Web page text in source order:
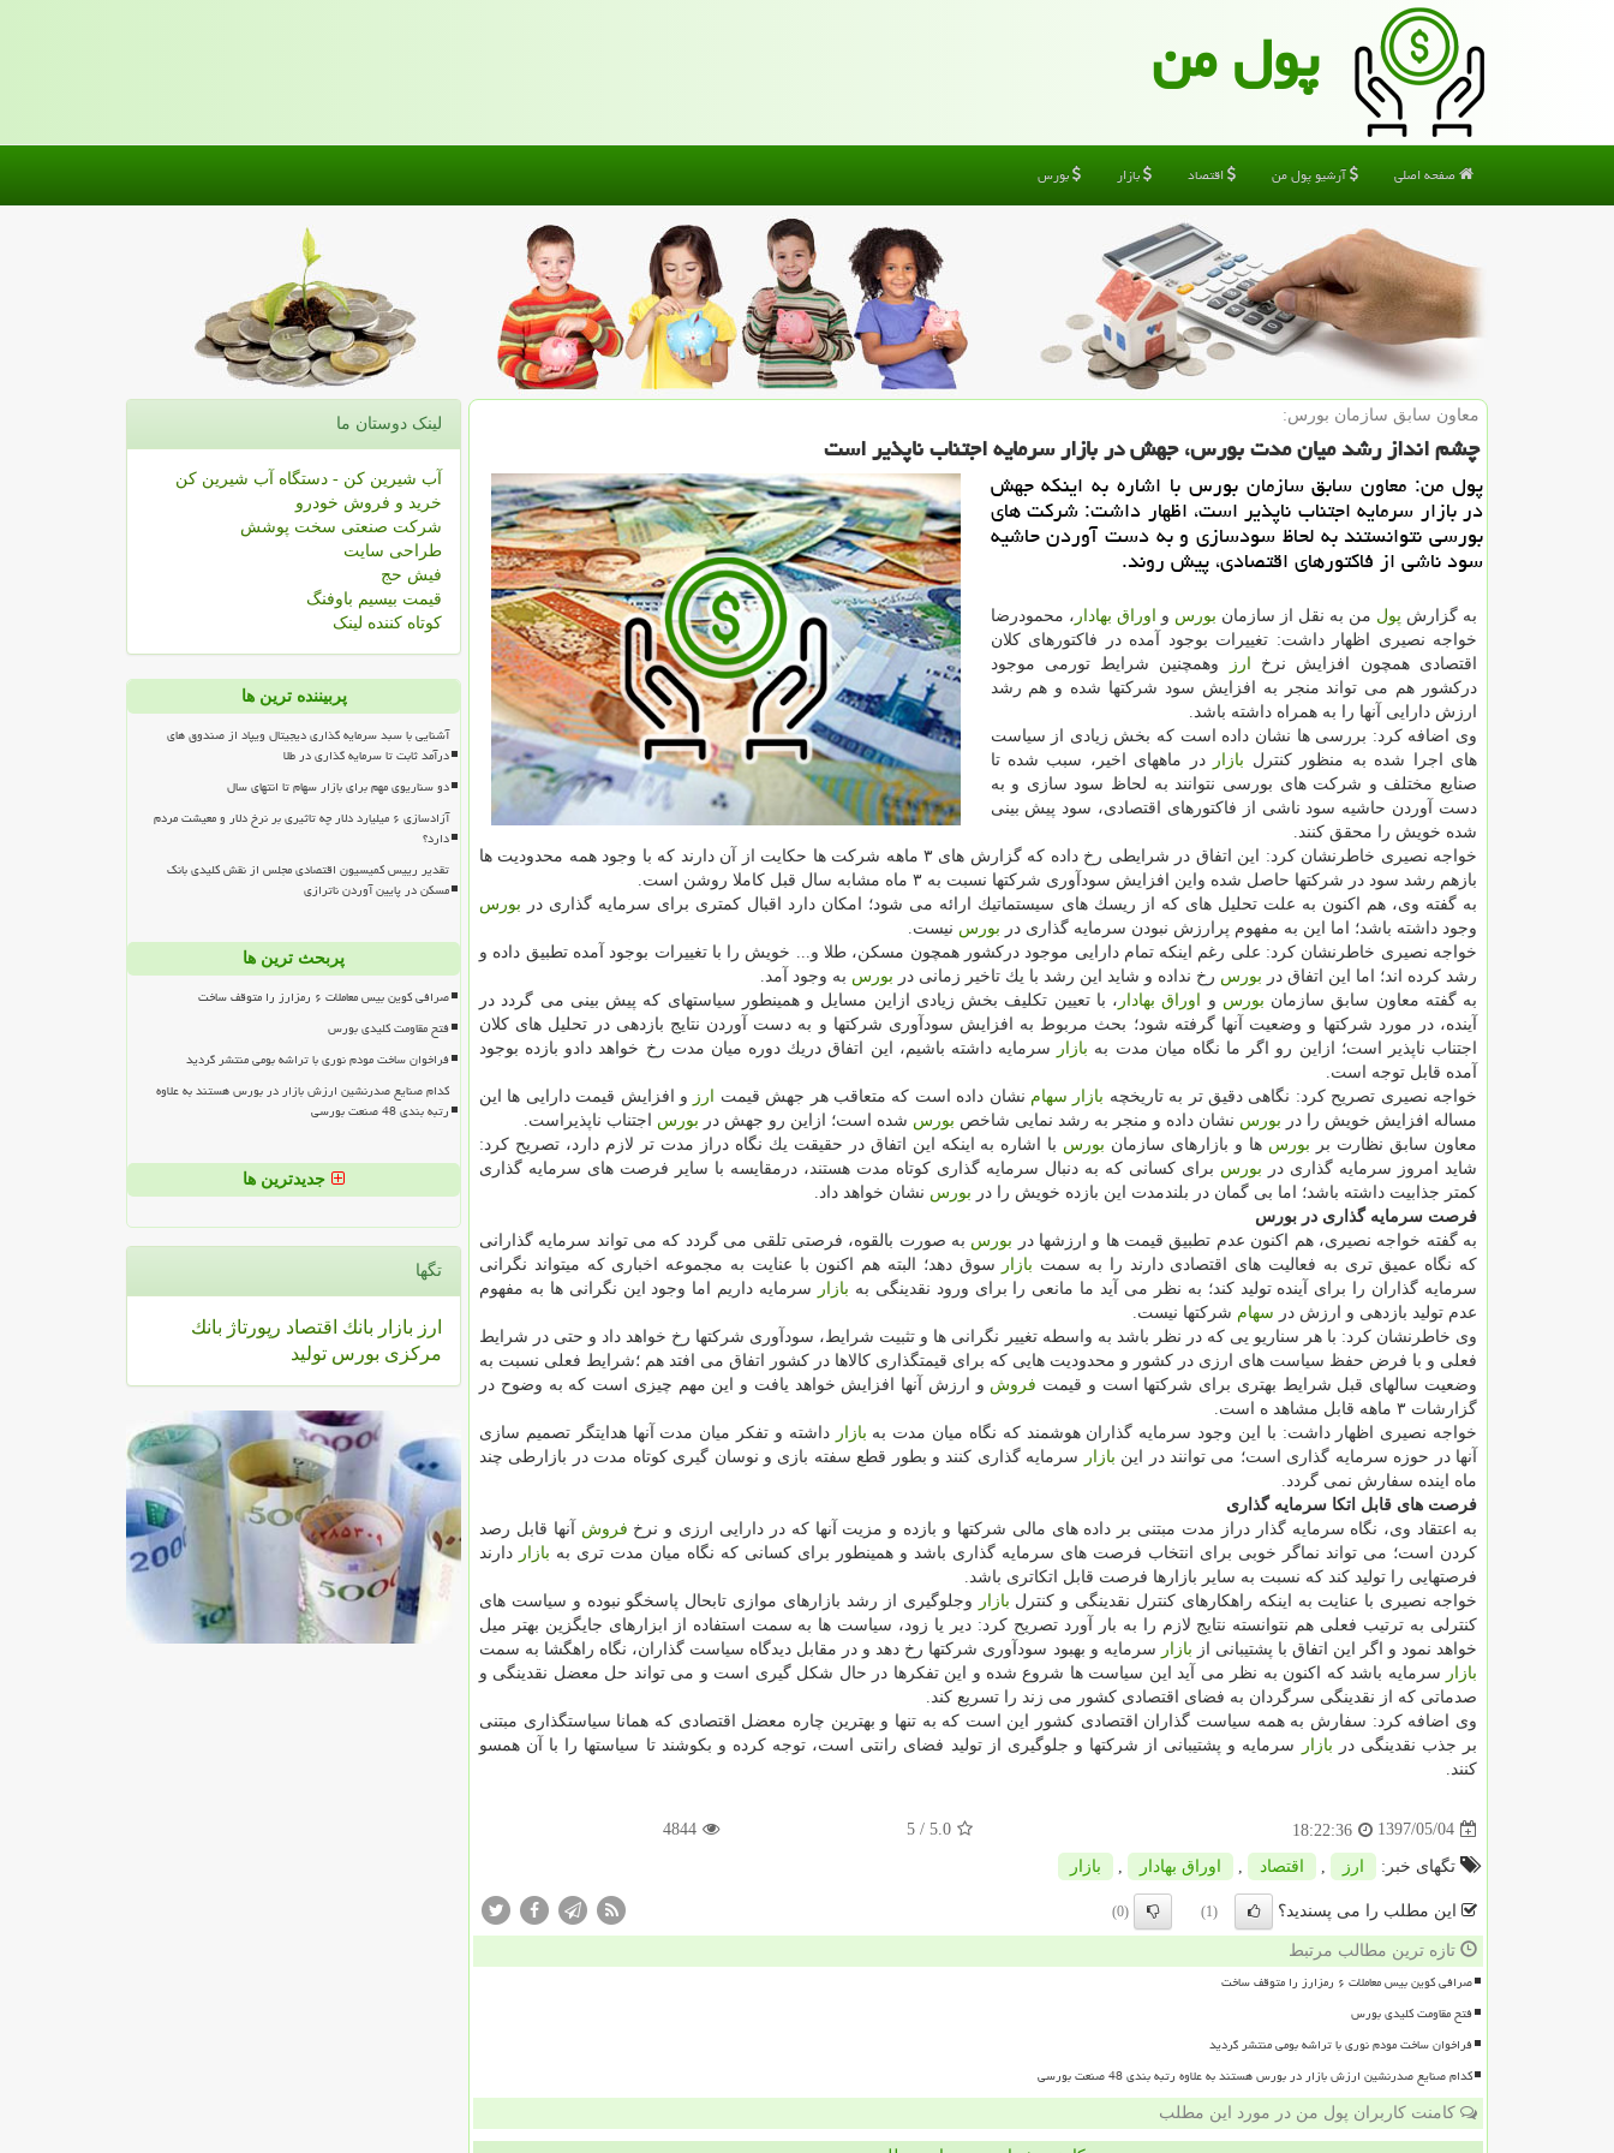
پول من
صفحه اصلی آرشیو پول من اقتصاد بازار بورس
معاون سابق سازمان بورس:
چشم انداز رشد میان مدت بورس، جهش در بازار سرمایه اجتناب ناپذیر است
پول من: معاون سابق سازمان بورس با اشاره به اینكه جهش
در بازار سرمایه اجتناب ناپذیر است، اظهار داشت: شركت های
بورسی نتوانستند به لحاظ سودسازی و به دست آوردن حاشیه
سود ناشی از فاكتورهای اقتصادی، پیش روند.
به گزارش پول من به نقل از سازمان بورس و اوراق بهادار ، محمودرضا
خواجه نصیری اظهار داشت: تغییرات بوجود آمده در فاكتورهای كلان
اقتصادی همچون افزایش نرخ
ارز
وهمچنین شرایط تورمی موجود
دركشور هم می تواند منجر به افزایش سود شركتها شده و هم رشد
ارزش دارایی آنها را به همراه داشته باشد.
وی اضافه كرد: بررسی ها نشان داده است كه بخش زیادی از سیاست
های اجرا شده به منظور كنترل بازار
در ماههای اخیر، سبب شده تا
صنایع مختلف و شركت های بورسی نتوانند به لحاظ سود سازی و به
دست آوردن حاشیه سود ناشی از فاكتورهای اقتصادی، سود پیش بینی
شده خویش را محقق كنند.
خواجه نصیری خاطرنشان كرد: این اتفاق در شرایطی رخ داده كه گزارش های ۳ ماهه شركت ها حكایت از آن دارند كه با وجود همه محدودیت ها
بازهم رشد سود در شركتها حاصل شده واین افزایش سودآوری شركتها نسبت به ۳ ماه مشابه سال قبل كاملا روشن است.
به گفته وی، هم اكنون به علت تحلیل های كه از ریسك های سیستماتیك ارائه می شود؛ امكان دارد اقبال كمتری برای سرمایه گذاری در بورس
وجود داشته باشد؛ اما این به مفهوم پرارزش نبودن سرمایه گذاری در بورس نیست.
خواجه نصیری خاطرنشان كرد: علی رغم اینكه تمام دارایی موجود دركشور همچون مسكن، طلا و... خویش را با تغییرات بوجود آمده تطبیق داده و
رشد كرده اند؛ اما این اتفاق در بورس رخ نداده و شاید این رشد با یك تاخیر زمانی در بورس به وجود آمد.
به گفته معاون سابق سازمان بورس و اوراق بهادار ، با تعیین تكلیف بخش زیادی ازاین مسایل و همینطور سیاستهای كه پیش بینی می گردد در
آینده، در مورد شركتها و وضعیت آنها گرفته شود؛ بحث مربوط به افزایش سودآوری شركتها و به دست آوردن نتایج بازدهی در تحلیل های كلان
اجتناب ناپذیر است؛ ازاین رو اگر ما نگاه میان مدت به بازار
سرمایه داشته باشیم، این اتفاق دریك دوره میان مدت رخ خواهد دادو بازده بوجود
آمده قابل توجه است.
خواجه نصیری تصریح كرد: نگاهی دقیق تر به تاریخچه بازار سهام نشان داده است كه متعاقب هر جهش قیمت ارز و افزایش قیمت دارایی ها این
مساله افزایش خویش را در بورس نشان داده و منجر به رشد نمایی شاخص بورس شده است؛ ازاین رو جهش در بورس اجتناب ناپذیراست.
معاون سابق نظارت بر بورس ها و بازارهای سازمان بورس با اشاره به اینكه این اتفاق در حقیقت یك نگاه دراز مدت تر لازم دارد، تصریح كرد:
شاید امروز سرمایه گذاری در بورس برای كسانی كه به دنبال سرمایه گذاری كوتاه مدت هستند، درمقایسه با سایر فرصت های سرمایه گذاری
كمتر جذابیت داشته باشد؛ اما بی گمان در بلندمدت این بازده خویش را در بورس نشان خواهد داد.
فرصت سرمایه گذاری در بورس
به گفته خواجه نصیری، هم اكنون عدم تطبیق قیمت ها و ارزشها در بورس به صورت بالقوه، فرصتی تلقی می گردد كه می تواند سرمایه گذارانی
كه نگاه عمیق تری به فعالیت های اقتصادی دارند را به سمت بازار
سوق دهد؛ البته هم اكنون با عنایت به مجموعه اخباری كه میتواند نگرانی
سرمایه گذاران را برای آینده تولید كند؛ به نظر می آید ما مانعی را برای ورود نقدینگی به بازار
سرمایه داریم اما وجود این نگرانی ها به مفهوم
عدم تولید بازدهی و ارزش در سهام شركتها نیست.
وی خاطرنشان كرد: با هر سناریو یی كه در نظر باشد به واسطه تغییر نگرانی ها و تثبیت شرایط، سودآوری شركتها رخ خواهد داد و حتی در شرایط
فعلی و با فرض حفظ سیاست های ارزی در كشور و محدودیت هایی كه برای قیمتگذاری كالاها در كشور اتفاق می افتد هم ؛شرایط فعلی نسبت به
وضعیت سالهای قبل شرایط بهتری برای شركتها است و قیمت فروش و ارزش آنها افزایش خواهد یافت و این مهم چیزی است كه به وضوح در
گزارشات ۳ ماهه قابل مشاهد ه است.
خواجه نصیری اظهار داشت: با این وجود سرمایه گذاران هوشمند كه نگاه میان مدت به بازار داشته و تفكر میان مدت آنها هدایتگر تصمیم سازی
آنها در حوزه سرمایه گذاری است؛ می توانند در این بازار
سرمایه گذاری كنند و بطور قطع سفته بازی و نوسان گیری كوتاه مدت در بازارطی چند
ماه اینده سفارش نمی گردد.
فرصت های قابل اتكا سرمایه گذاری
به اعتقاد وی، نگاه سرمایه گذار دراز مدت مبتنی بر داده های مالی شركتها و بازده و مزیت آنها كه در دارایی ارزی و نرخ فروش آنها قابل رصد
كردن است؛ می تواند نماگر خوبی برای انتخاب فرصت های سرمایه گذاری باشد و همینطور برای كسانی كه نگاه میان مدت تری به بازار دارند
فرصتهایی را تولید كند كه نسبت به سایر بازارها فرصت قابل اتكاتری باشد.
خواجه نصیری با عنایت به اینكه راهكارهای كنترل نقدینگی و كنترل بازار
وجلوگیری از رشد بازارهای موازی تابحال پاسخگو نبوده و سیاست های
كنترلی به ترتیب فعلی هم نتوانسته نتایج لازم را به بار آورد تصریح كرد: دیر یا زود، سیاست ها به سمت استفاده از ابزارهای جایگزین بهتر میل
خواهد نمود و اگر این اتفاق با پشتیبانی از بازار سرمایه و بهبود سودآوری شركتها رخ دهد و در مقابل دیدگاه سیاست گذاران، نگاه راهگشا به سمت
بازار سرمایه باشد كه اكنون به نظر می آید این سیاست ها شروع شده و این تفكرها در حال شكل گیری است و می تواند حل معضل نقدینگی و
صدماتی كه از نقدینگی سرگردان به فضای اقتصادی كشور می زند را تسریع كند.
وی اضافه كرد: سفارش به همه سیاست گذاران اقتصادی كشور این است كه به تنها و بهترین چاره معضل اقتصادی كه همانا سیاستگذاری مبتنی
بر جذب نقدینگی در بازار
سرمایه و پشتیبانی از شركتها و جلوگیری از تولید فضای رانتی است، توجه كرده و بكوشند تا سیاستها را با آن همسو
كنند.
1397/05/04
18:22:36
5.0
/ 5
4844
تگهای خبر: ارز اقتصاد اوراق بهادار بازار
این مطلب را می پسندید؟ (1)
(0)
تازه ترین مطالب مرتبط
صرافی کوین بیس معاملات ۶ رمزارز را متوقف ساخت
فتح مقاومت کلیدی بورس
فراخوان ساخت مودم نوری با تراشه بومی منتشر گردید
کدام صنایع صدرنشین ارزش بازار در بورس هستند به علاوه رتبه بندی 48 صنعت بورسی
کامنت کاربران پول من در مورد این مطلب
لینک دوستان ما
آب شیرین کن - دستگاه آب شیرین کن
خرید و فروش خودرو
شرکت صنعتی سخت پوشش
طراحی سایت
فیش حج
قیمت بیسیم باوفنگ
کوتاه کننده لینک
پربیننده ترین ها
آشنایی با سبد سرمایه گذاری دیجیتال ویپاد از صندوق های
درآمد ثابت تا سرمایه گذاری در طلا
دو سناریوی مهم برای بازار سهام تا انتهای سال
آزادسازی ۶ میلیارد دلار چه تاثیری بر نرخ دلار و معیشت مردم
دارد؟
تقدیر رییس کمیسیون اقتصادی مجلس از نقش کلیدی بانک
مسکن در پایین آوردن ناترازی
پربحث ترین ها
صرافی کوین بیس معاملات ۶ رمزارز را متوقف ساخت
فتح مقاومت کلیدی بورس
فراخوان ساخت مودم نوری با تراشه بومی منتشر گردید
کدام صنایع صدرنشین ارزش بازار در بورس هستند به علاوه
رتبه بندی 48 صنعت بورسی
جدیدترین ها
تگها
ارز بازار بانك اقتصاد رپورتاژ بانك
مركزی بورس تولید